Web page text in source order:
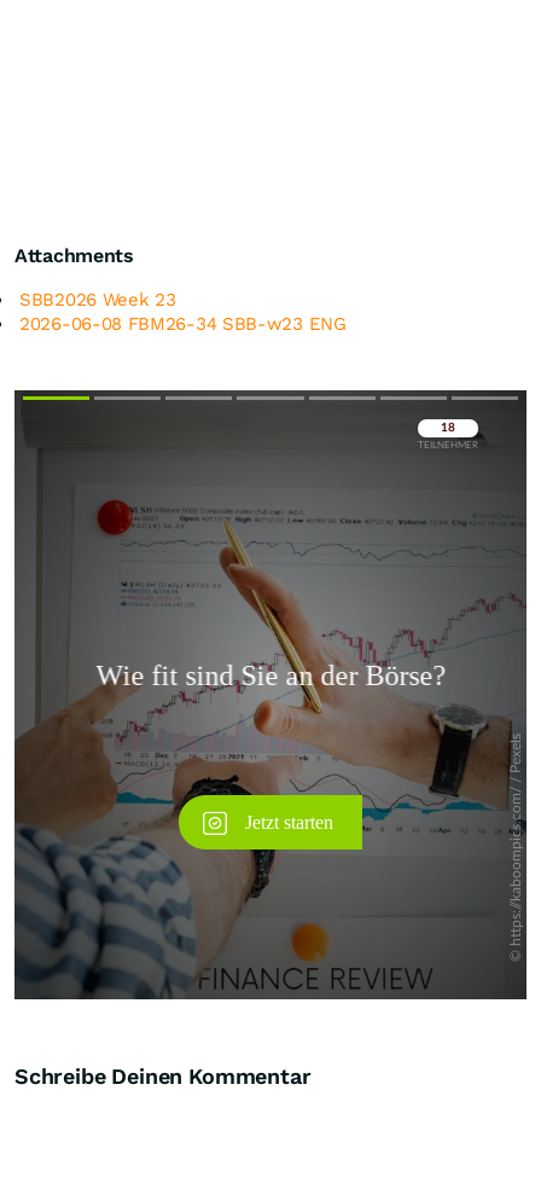
Attachments
SBB2026 Week 23
2026-06-08 FBM26-34 SBB-w23 ENG
Überspringen
Schreibe Deinen Kommentar